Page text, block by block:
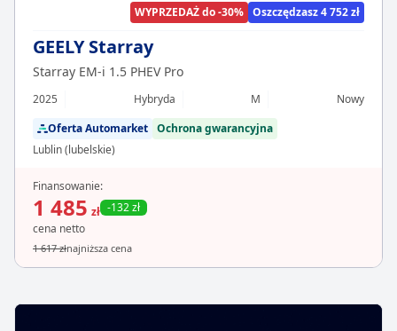
WYPRZEDAŻ do -30% Oszczędzasz 4 752 zł
GEELY Starray
Starray EM-i 1.5 PHEV Pro
2025 Hybryda M
Nowy
Oferta Automarket Ochrona gwarancyjna
Lublin (lubelskie)
Finansowanie:
1 485 zł -132 zł
cena netto
1 617 złnajniższa cena